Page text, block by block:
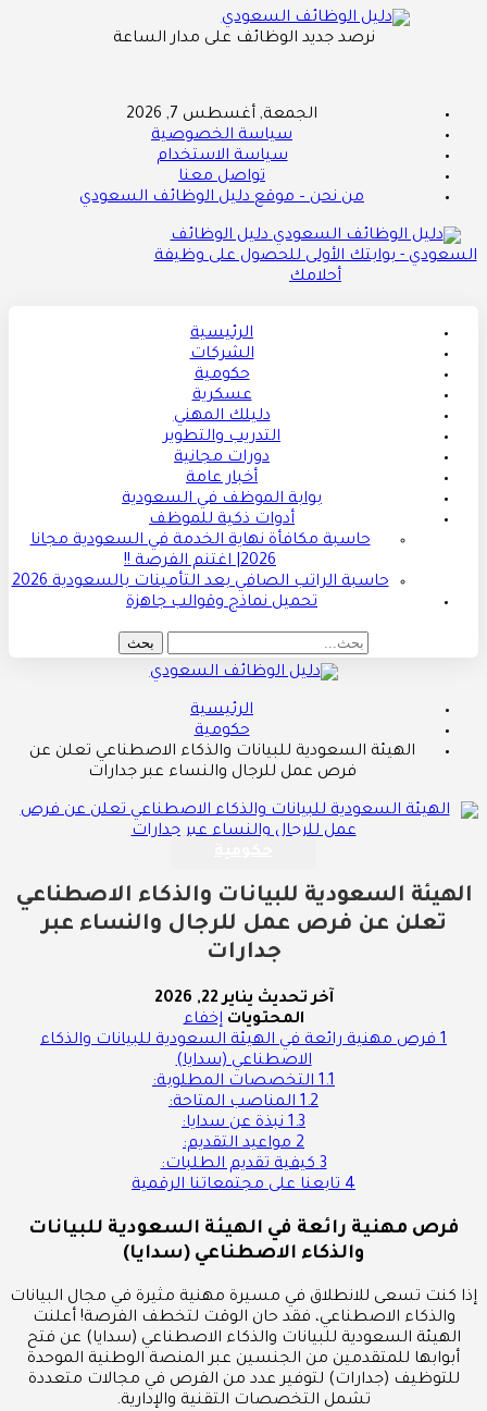
نرصد جديد الوظائف على مدار الساعة
الجمعة, أغسطس 7, 2026
سياسة الخصوصية
سياسة الاستخدام
تواصل معنا
من نحن – موقع دليل الوظائف السعودي
دليل الوظائف
السعودي - بوابتك الأولى للحصول على وظيفة
أحلامك
الرئيسية
الشركات
حكومية
عسكرية
دليلك المهني
التدريب والتطوير
دورات مجانية
أخبار عامة
بوابة الموظف في السعودية
أدوات ذكية للموظف
حاسبة مكافأة نهاية الخدمة في السعودية مجانا
2026| اغتنم الفرصة !!
حاسبة الراتب الصافي بعد التأمينات بالسعودية 2026
تحميل نماذج وقوالب جاهزة
الرئيسية
حكومية
الهيئة السعودية للبيانات والذكاء الاصطناعي تعلن عن
فرص عمل للرجال والنساء عبر جدارات
الهيئة السعودية للبيانات والذكاء الاصطناعي
تعلن عن فرص عمل للرجال والنساء عبر
جدارات
آخر تحديث يناير 22, 2026
المحتويات إخفاء
1 فرص مهنية رائعة في الهيئة السعودية للبيانات والذكاء
الاصطناعي (سدايا)
1.1 التخصصات المطلوبة:
1.2 المناصب المتاحة:
1.3 نبذة عن سدايا:
2 مواعيد التقديم:
3 كيفية تقديم الطلبات:
4 تابعنا على مجتمعاتنا الرقمية
فرص مهنية رائعة في الهيئة السعودية للبيانات
والذكاء الاصطناعي (سدايا)
إذا كنت تسعى للانطلاق في مسيرة مهنية مثيرة في مجال البيانات
والذكاء الاصطناعي، فقد حان الوقت لتخطف الفرصة! أعلنت
الهيئة السعودية للبيانات والذكاء الاصطناعي (سدايا) عن فتح
أبوابها للمتقدمين من الجنسين عبر المنصة الوطنية الموحدة
للتوظيف (جدارات) لتوفير عدد من الفرص في مجالات متعددة
تشمل التخصصات التقنية والإدارية.